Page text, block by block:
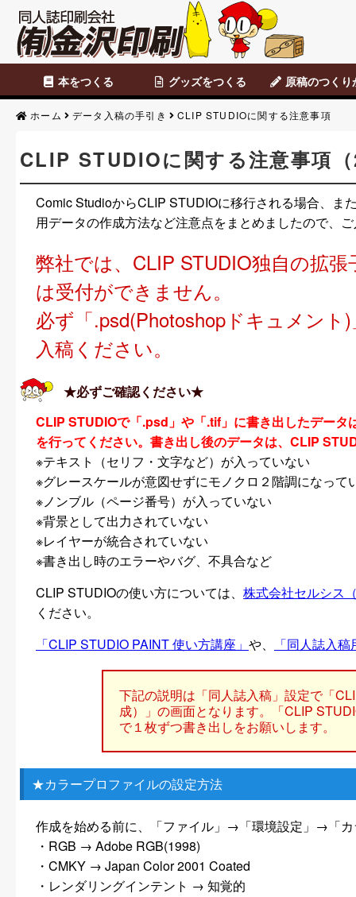
本をつくる
セット商品
カスタマイズ商品
表紙のみ印刷
本文のみ印刷
グッズをつくる
便せん・チラシ
原稿のつくり
原稿のつくりか
データ原稿
Photoshop
CLIP STUDIO
便せん・チラシ原
アナログ原稿
背幅表
ホーム データ入稿の手引き CLIP STUDIOに関する注意事項
CLIP STUDIOに関する注意事項
Comic StudioからCLIP STUDIOに移行される場合、ま
用データの作成方法など注意点をまとめましたので、
弊社では、CLIP STUDIO独自の拡
は受付ができません。
必ず「.psd(Photoshopドキュメン
入稿ください。
★必ずご確認ください★
CLIP STUDIOで「.psd」や「.tif」に書き出したデー
を行ってください。書き出し後のデータは、CLIP
※テキスト（セリフ・文字など）が入っていない
※グレースケールが意図せずにモノクロ２階調になって
※ノンブル（ページ番号）が入っていない
※背景として出力されていない
※レイヤーが統合されていない
※書き出し時のエラーやバグ、不具合など
CLIP STUDIOの使い方については、 株式会社セルシス
ください。
「CLIP STUDIO PAINT 使い方講座」 や、 「同人誌入
下記の説明は「同人誌入稿」設定で「
成）」の画面となります。「CLIP
で１枚ずつ書き出しをお願いします。
★カラープロファイルの設定方法
作成を始める前に、「ファイル」→「環境設定」→「
・RGB → Adobe RGB(1998)
・CMKY → Japan Color 2001 Coated
・レンダリングインテント → 知覚的